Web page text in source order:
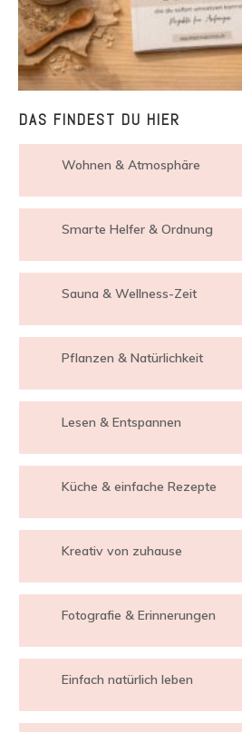
DAS FINDEST DU HIER
Wohnen & Atmosphäre
Smarte Helfer & Ordnung
Sauna & Wellness-Zeit
Pflanzen & Natürlichkeit
Lesen & Entspannen
Küche & einfache Rezepte
Kreativ von zuhause
Fotografie & Erinnerungen
Einfach natürlich leben